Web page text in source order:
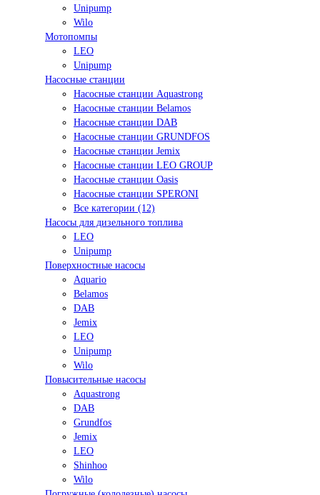
Unipump
Wilo
Мотопомпы
LEO
Unipump
Насосные станции
Насосные станции Aquastrong
Насосные станции Belamos
Насосные станции DAB
Насосные станции GRUNDFOS
Насосные станции Jemix
Насосные станции LEO GROUP
Насосные станции Oasis
Насосные станции SPERONI
Все категории (12)
Насосы для дизельного топлива
LEO
Unipump
Поверхностные насосы
Aquario
Belamos
DAB
Jemix
LEO
Unipump
Wilo
Повысительные насосы
Aquastrong
DAB
Grundfos
Jemix
LEO
Shinhoo
Wilo